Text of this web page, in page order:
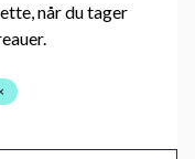
når du tager